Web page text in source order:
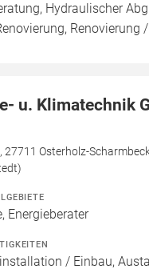
Hydraulischer
Renovierung
u. Klimatechnik
27711 Osterholz-
Energieberater
/ Einbau,